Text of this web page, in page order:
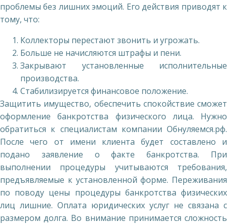
проблемы без лишних эмоций. Его действия приводят к
тому, что:
Коллекторы перестают звонить и угрожать.
Больше не начисляются штрафы и пени.
Закрывают установленные исполнительные
производства.
Стабилизируется финансовое положение.
Защитить имущество, обеспечить спокойствие сможет
оформление банкротства физического лица. Нужно
обратиться к специалистам компании Обнуляемся.рф.
После чего от имени клиента будет составлено и
подано заявление о факте банкротства. При
выполнении процедуры учитываются требования,
предъявляемые к установленной форме. Переживания
по поводу цены процедуры банкротства физических
лиц лишние. Оплата юридических услуг не связана с
размером долга. Во внимание принимается сложность